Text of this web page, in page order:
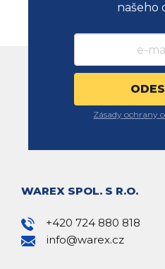
našeho
Zásady ochrany
WAREX SPOL. S R.O.
+420 724 880 818
info@warex.cz